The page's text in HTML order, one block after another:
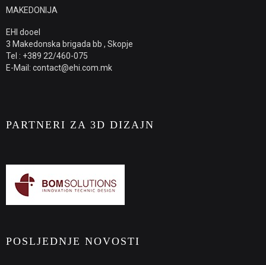
MAKEDONIJA
EHI dooel
3 Makedonska brigada bb , Skopje
Tel : +389 22/460-075
E-Mail: contact@ehi.com.mk
PARTNERI ZA 3D DIZAJN
POSLJEDNJE NOVOSTI